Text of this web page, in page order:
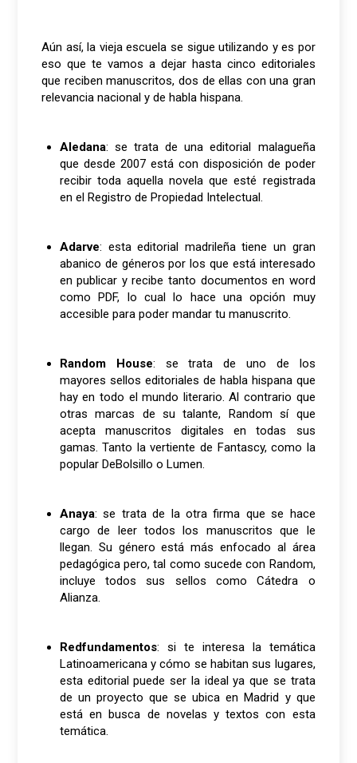
Aún así, la vieja escuela se sigue utilizando y es por
eso que te vamos a dejar hasta cinco editoriales
que reciben manuscritos, dos de ellas con una gran
relevancia nacional y de habla hispana.
Aledana: se trata de una editorial malagueña
que desde 2007 está con disposición de poder
recibir toda aquella novela que esté registrada
en el Registro de Propiedad Intelectual.
Adarve: esta editorial madrileña tiene un gran
abanico de géneros por los que está interesado
en publicar y recibe tanto documentos en word
como PDF, lo cual lo hace una opción muy
accesible para poder mandar tu manuscrito.
Random House: se trata de uno de los
mayores sellos editoriales de habla hispana que
hay en todo el mundo literario. Al contrario que
otras marcas de su talante, Random sí que
acepta manuscritos digitales en todas sus
gamas. Tanto la vertiente de Fantascy, como la
popular DeBolsillo o Lumen.
Anaya: se trata de la otra firma que se hace
cargo de leer todos los manuscritos que le
llegan. Su género está más enfocado al área
pedagógica pero, tal como sucede con Random,
incluye todos sus sellos como Cátedra o
Alianza.
Redfundamentos: si te interesa la temática
Latinoamericana y cómo se habitan sus lugares,
esta editorial puede ser la ideal ya que se trata
de un proyecto que se ubica en Madrid y que
está en busca de novelas y textos con esta
temática.